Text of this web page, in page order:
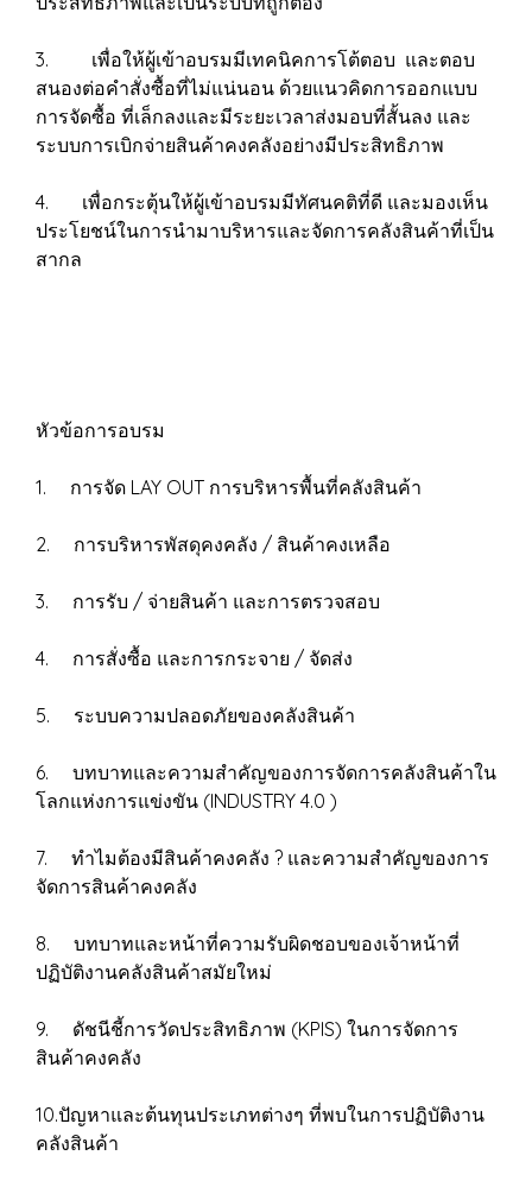
3. เพื่อให้ผู้เข้าอบรมมีเทคนิคการโต้ตอบ และตอบ
สนองต่อคำสั่งซื้อที่ไม่แน่นอน ด้วยแนวคิดการออกแบบ
การจัดซื้อ ที่เล็กลงและมีระยะเวลาส่งมอบที่สั้นลง และ
ระบบการเบิกจ่ายสินค้าคงคลังอย่างมีประสิทธิภาพ
4. เพื่อกระตุ้นให้ผู้เข้าอบรมมีทัศนคติที่ดี และมองเห็น
ประโยชน์ในการนำมาบริหารและจัดการคลังสินค้าที่เป็น
สากล
หัวข้อการอบรม
1. การจัด LAY OUT การบริหารพื้นที่คลังสินค้า
2. การบริหารพัสดุคงคลัง / สินค้าคงเหลือ
3. การรับ / จ่ายสินค้า และการตรวจสอบ
4. การสั่งซื้อ และการกระจาย / จัดส่ง
5. ระบบความปลอดภัยของคลังสินค้า
6. บทบาทและความสำคัญของการจัดการคลังสินค้าใน
โลกแห่งการแข่งขัน (INDUSTRY 4.0 )
7. ทำไมต้องมีสินค้าคงคลัง ? และความสำคัญของการ
จัดการสินค้าคงคลัง
8. บทบาทและหน้าที่ความรับผิดชอบของเจ้าหน้าที่
ปฏิบัติงานคลังสินค้าสมัยใหม่
9. ดัชนีชี้การวัดประสิทธิภาพ (KPIS) ในการจัดการ
สินค้าคงคลัง
10.ปัญหาและต้นทุนประเภทต่างๆ ที่พบในการปฏิบัติงาน
คลังสินค้า